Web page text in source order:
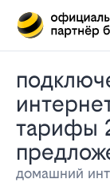
Подключение домашнего
тарифы
домашний